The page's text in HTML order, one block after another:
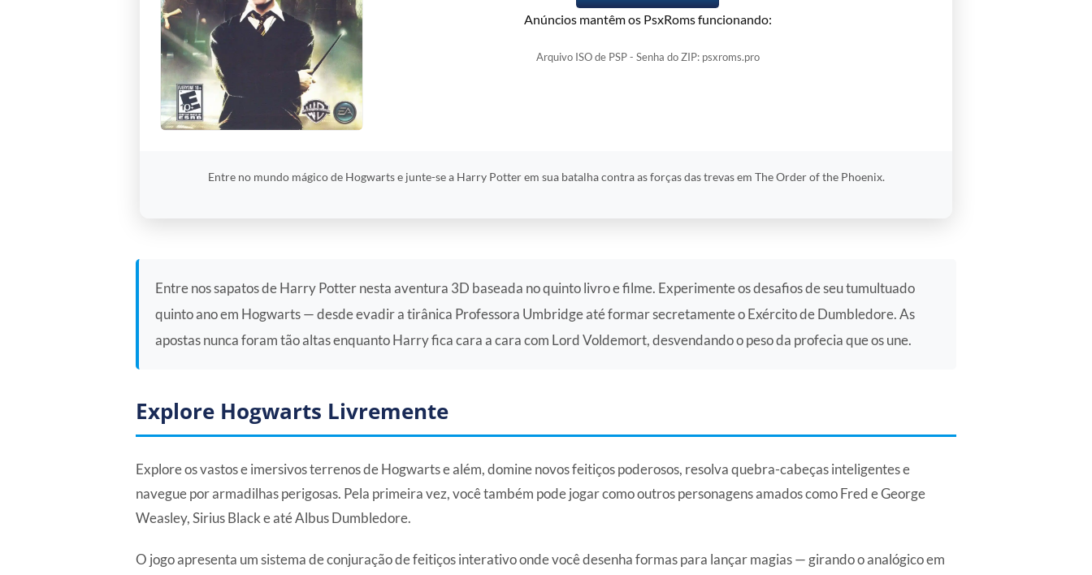
Anúncios mantêm os PsxRoms funcionando:
Arquivo ISO de PSP - Senha do ZIP: psxroms.pro
Entre no mundo mágico de Hogwarts e junte-se a Harry Potter em sua batalha contra as forças das trevas em The Order of the Phoenix.
Entre nos sapatos de Harry Potter nesta aventura 3D baseada no quinto livro e filme. Experimente os desafios de seu tumultuado
quinto ano em Hogwarts — desde evadir a tirânica Professora Umbridge até formar secretamente o Exército de Dumbledore. As
apostas nunca foram tão altas enquanto Harry fica cara a cara com Lord Voldemort, desvendando o peso da profecia que os une.
Explore Hogwarts Livremente
Explore os vastos e imersivos terrenos de Hogwarts e além, domine novos feitiços poderosos, resolva quebra-cabeças inteligentes e
navegue por armadilhas perigosas. Pela primeira vez, você também pode jogar como outros personagens amados como Fred e George
Weasley, Sirius Black e até Albus Dumbledore.
O jogo apresenta um sistema de conjuração de feitiços interativo onde você desenha formas para lançar magias — girando o analógico em